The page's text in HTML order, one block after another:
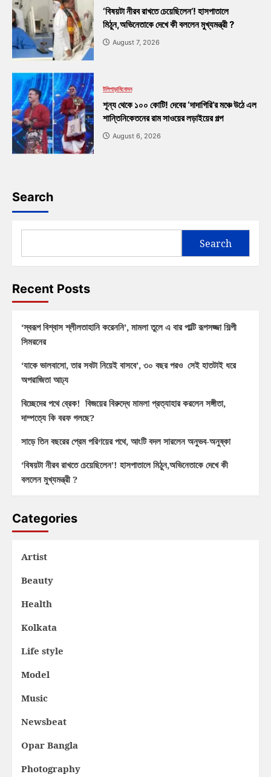
‘বিষয়টা নীরব রাখতে চেয়েছিলেন’! হাসপাতালে
মিঠুন,অভিনেতাকে দেখে কী বললেন মুখ্যমন্ত্রী ?
August 7, 2026
টলিপাড়াবিনোদন
শূন্য থেকে ১০০ কোটি! দেবের ‘দাদাগিরি’র মঞ্চে উঠে এল
শান্তিনিকেতনের রাম সাওয়ের লড়াইয়ের গল্প
August 6, 2026
Search
Search
Recent Posts
‘স্বরূপ বিশ্বাস শ্লীলতাহানি করেননি’, মামলা তুলে এ বার পাল্টি রূপসজ্জা শিল্পী
সিমরনের
‘যাকে ভালবাসো, তার সবটা নিয়েই বাসবে’, ৩০ বছর পরও সেই হাতটাই ধরে
অপরাজিতা আঢ্য
বিচ্ছেদের পথে ব্রেক! বিজয়ের বিরুদ্ধে মামলা প্রত্যাহার করলেন সঙ্গীতা,
দাম্পত্যে কি বরফ গলছে?
সাড়ে তিন বছরের প্রেম পরিণয়ের পথে, আংটি বদল সারলেন অনুভব-অনুষ্কা
‘বিষয়টা নীরব রাখতে চেয়েছিলেন’! হাসপাতালে মিঠুন,অভিনেতাকে দেখে কী
বললেন মুখ্যমন্ত্রী ?
Categories
Artist
Beauty
Health
Kolkata
Life style
Model
Music
Newsbeat
Opar Bangla
Photography